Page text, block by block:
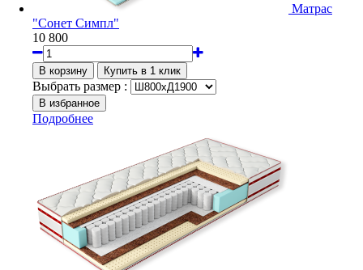
Матрас
"Сонет Симпл"
10 800
Выбрать размер :
Подробнее